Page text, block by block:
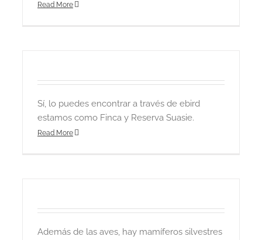
Read More
Sí, lo puedes encontrar a través de ebird
estamos como Finca y Reserva Suasie.
Read More
Además de las aves, hay mamíferos silvestres